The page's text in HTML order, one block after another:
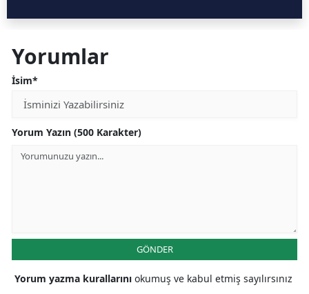
Yorumlar
İsim*
Yorum Yazın (500 Karakter)
GÖNDER
Yorum yazma kurallarını okumuş ve kabul etmiş sayılırsınız